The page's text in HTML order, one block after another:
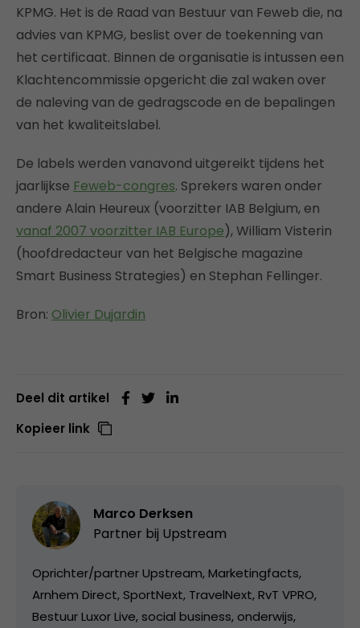
KPMG. Het is de Raad van Bestuur van Feweb die, na
advies van KPMG, beslist over de toekenning van
het certificaat. Binnen de organisatie is intussen een
Klachtencommissie opgericht die zal waken over
de naleving van de gedragscode en de bepalingen
van het kwaliteitslabel.
De labels werden vanavond uitgereikt tijdens het
jaarlijkse Feweb-congres. Sprekers waren onder
andere Alain Heureux (voorzitter IAB Belgium, en
vanaf 2007 voorzitter IAB Europe), William Visterin
(hoofdredacteur van het Belgische magazine
Smart Business Strategies) en Stephan Fellinger.
Bron: Olivier Dujardin
Deel dit artikel
Kopieer link
Marco Derksen
Partner bij Upstream
Oprichter/partner Upstream, Marketingfacts,
Arnhem Direct, SportNext, TravelNext, RvT VPRO,
Bestuur Luxor Live, social business, onderwijs,